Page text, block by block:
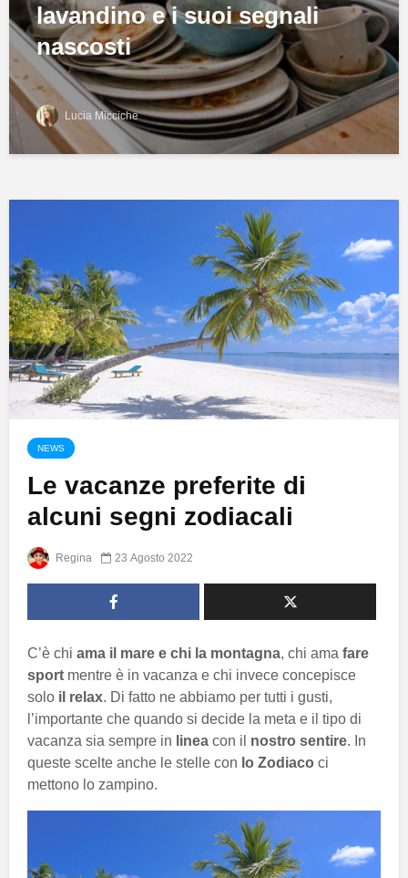
lavandino e i suoi segnali
nascosti
Lucia Micciche
NEWS
Le vacanze preferite di
alcuni segni zodiacali
Regina 23 Agosto 2022
C’è chi ama il mare e chi la montagna, chi ama fare
sport mentre è in vacanza e chi invece concepisce
solo il relax. Di fatto ne abbiamo per tutti i gusti,
l’importante che quando si decide la meta e il tipo di
vacanza sia sempre in linea con il nostro sentire. In
queste scelte anche le stelle con lo Zodiaco ci
mettono lo zampino.